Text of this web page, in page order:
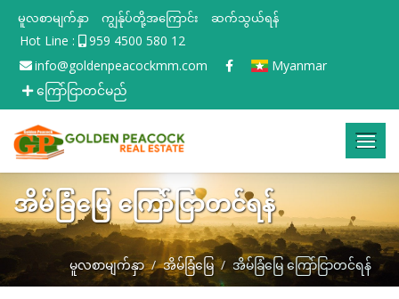
မူလစာမျက်နှာ ကျွန်ုပ်တို့အကြောင်း ဆက်သွယ်ရန်
Hot Line :
959 4500 580 12
info@goldenpeacockmm.com
Myanmar
ကြော်ငြာတင်မည်
အိမ်ခြံမြေ ကြော်ငြာတင်ရန်
မူလစာမျက်နှာ အိမ်ခြံမြေ အိမ်ခြံမြေ ကြော်ငြာတင်ရန်